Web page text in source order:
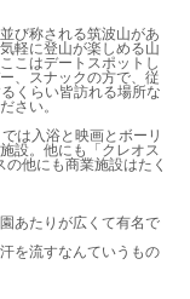
び称される筑波山があ
軽に登山が楽しめる山
こはデートスポットし
、スナックの方で、従
くらい皆訪れる場所な
さい。
は入浴と映画とボーリ
設。他にも「クレオス
他にも商業施設はたく
あたりが広くて有名で
を流すなんていうもの